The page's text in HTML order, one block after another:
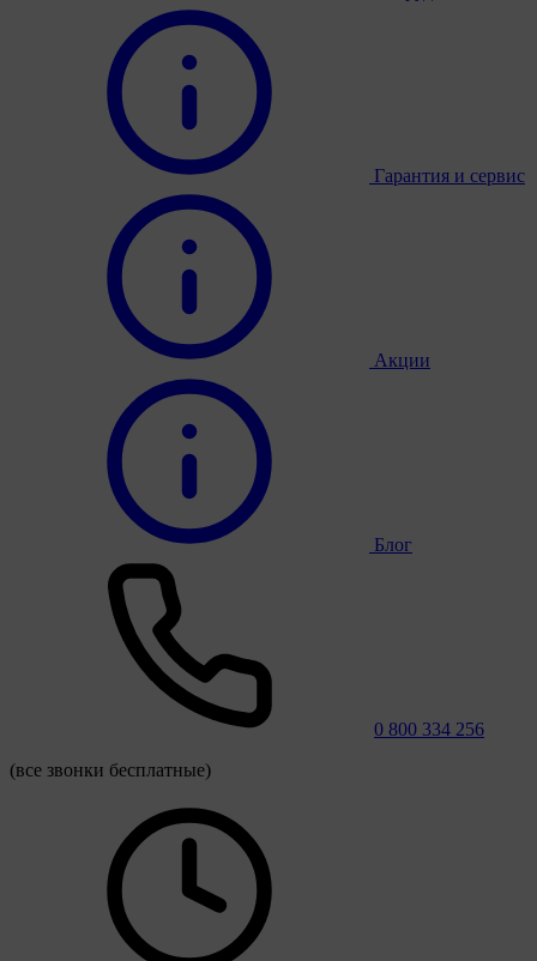
Гарантия и сервис
Акции
Блог
0 800 334 256
(все звонки бесплатные)